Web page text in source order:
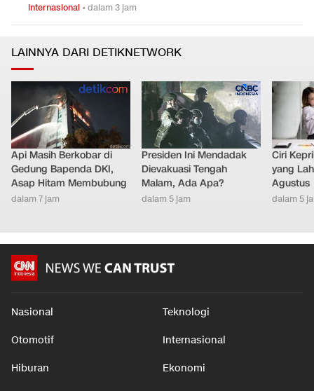
Internasional •dalam 3 jam
LAINNYA DARI DETIKNETWORK
Api Masih Berkobar di
Gedung Bapenda DKI,
Asap Hitam Membubung
dalam 7 jam
Presiden Ini Mendadak
Dievakuasi Tengah
Malam, Ada Apa?
dalam 5 jam
Ciri
yang
Agustus
dalam 5
Nasional Teknologi
Otomotif Internasional
Hiburan Ekonomi